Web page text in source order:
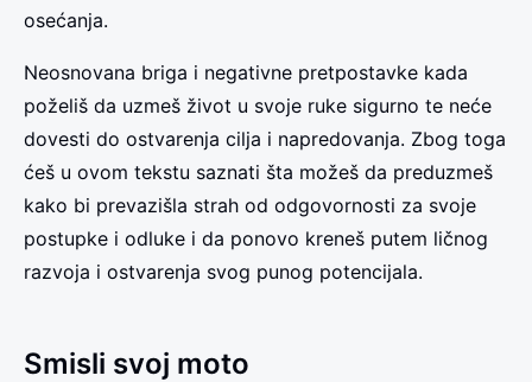
osećanja.
Neosnovana briga i negativne pretpostavke kada
poželiš da uzmeš život u svoje ruke sigurno te neće
dovesti do ostvarenja cilja i napredovanja. Zbog toga
ćeš u ovom tekstu saznati šta možeš da preduzmeš
kako bi prevazišla strah od odgovornosti za svoje
postupke i odluke i da ponovo kreneš putem ličnog
razvoja i ostvarenja svog punog potencijala.
Smisli svoj moto